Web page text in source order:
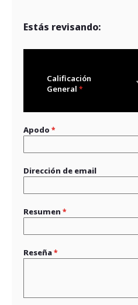
Estás revisando:
Calificación
General
Apodo
Dirección de email
Resumen
Reseña